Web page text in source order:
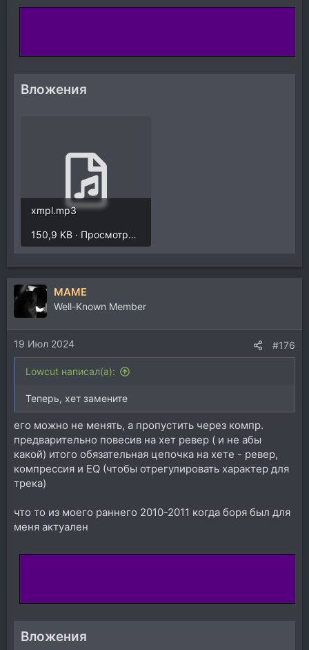
Вложения
xmpl.mp3
150,9 KB · Просмотры: 436
MAME
Well-Known Member
19 Июл 2024 #176
Lowcut написал(а):
Теперь, хет замените
его можно не менять, а пропустить через компр.
предварительно повесив на хет ревер ( и не абы
какой) итого обязательная цепочка на хете - ревер,
компрессия и EQ (чтобы отрегулировать характер для
трека)
что то из моего раннего 2010-2011 когда боря был для
меня актуален
Вложения